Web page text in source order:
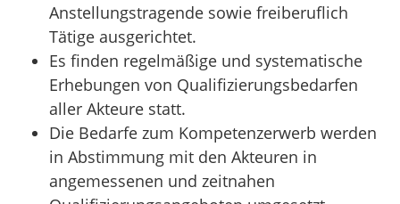
Anstellungstragende sowie freiberuflich
Tätige ausgerichtet.
Es finden regelmäßige und systematische
Erhebungen von Qualifizierungsbedarfen
aller Akteure statt.
Die Bedarfe zum Kompetenzerwerb werden
in Abstimmung mit den Akteuren in
angemessenen und zeitnahen